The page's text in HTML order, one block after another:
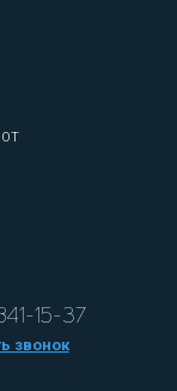
15-37
звонок